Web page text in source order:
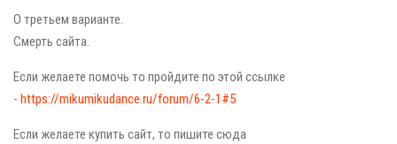
О третьем варианте.
Смерть сайта.
Если желаете помочь то пройдите по этой ссылке
- https://mikumikudance.ru/forum/6-2-1#5
Если желаете купить сайт, то пишите сюда